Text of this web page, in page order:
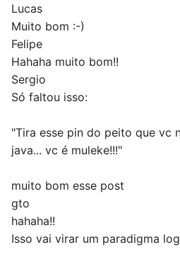
Lucas
Muito bom :-)
Felipe
Hahaha muito bom!!
Sergio
Só faltou isso:
"Tira esse pin do peito que vc
java... vc é muleke!!!"
muito bom esse post
gto
hahaha!!
Isso vai virar um paradigma